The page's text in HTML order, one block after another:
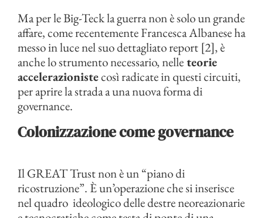
Ma per le Big-Teck la guerra non è solo un grande
affare, come recentemente Francesca Albanese ha
messo in luce nel suo dettagliato report [2], è
anche lo strumento necessario, nelleteorie
accelerazionistecosì radicate in questi circuiti,
per aprire la strada a una nuova forma di
governance.
Colonizzazione come governance
Il GREAT Trust non è un “piano di
ricostruzione”. È un’operazione che si inserisce
nel quadro ideologico delle destre neoreazionarie